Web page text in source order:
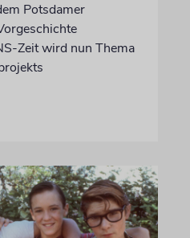
Potsdamer
Zeit wird nun Thema